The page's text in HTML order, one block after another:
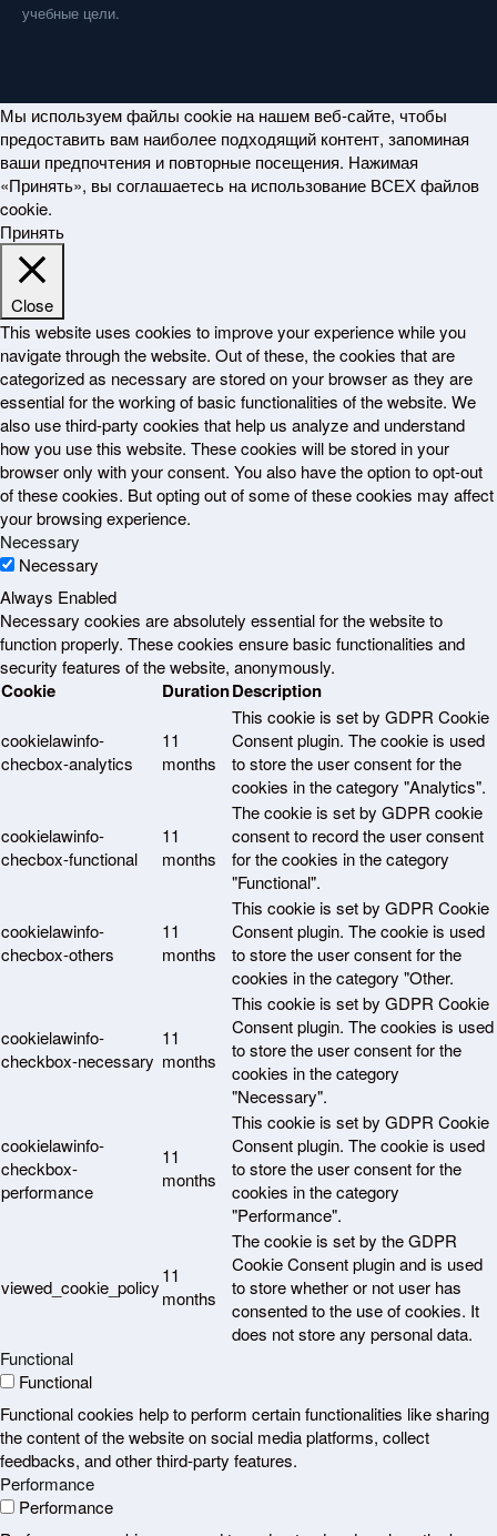
учебные цели.
Мы используем файлы cookie на нашем веб-сайте, чтобы
предоставить вам наиболее подходящий контент, запоминая
ваши предпочтения и повторные посещения. Нажимая
«Принять», вы соглашаетесь на использование ВСЕХ файлов
cookie.
Принять
Close
This website uses cookies to improve your experience while you
navigate through the website. Out of these, the cookies that are
categorized as necessary are stored on your browser as they are
essential for the working of basic functionalities of the website. We
also use third-party cookies that help us analyze and understand
how you use this website. These cookies will be stored in your
browser only with your consent. You also have the option to opt-out
of these cookies. But opting out of some of these cookies may affect
your browsing experience.
Necessary
Necessary
Always Enabled
Necessary cookies are absolutely essential for the website to
function properly. These cookies ensure basic functionalities and
security features of the website, anonymously.
Cookie DurationDescription
cookielawinfo-
checbox-analytics
11
months
This cookie is set by GDPR Cookie
Consent plugin. The cookie is used
to store the user consent for the
cookies in the category "Analytics".
cookielawinfo-
checbox-functional
11
months
The cookie is set by GDPR cookie
consent to record the user consent
for the cookies in the category
"Functional".
cookielawinfo-
checbox-others
11
months
This cookie is set by GDPR Cookie
Consent plugin. The cookie is used
to store the user consent for the
cookies in the category "Other.
cookielawinfo-
checkbox-necessary
11
months
This cookie is set by GDPR Cookie
Consent plugin. The cookies is used
to store the user consent for the
cookies in the category
"Necessary".
cookielawinfo-
checkbox-
performance
11
months
This cookie is set by GDPR Cookie
Consent plugin. The cookie is used
to store the user consent for the
cookies in the category
"Performance".
viewed_cookie_policy
11
months
The cookie is set by the GDPR
Cookie Consent plugin and is used
to store whether or not user has
consented to the use of cookies. It
does not store any personal data.
Functional
Functional
Functional cookies help to perform certain functionalities like sharing
the content of the website on social media platforms, collect
feedbacks, and other third-party features.
Performance
Performance